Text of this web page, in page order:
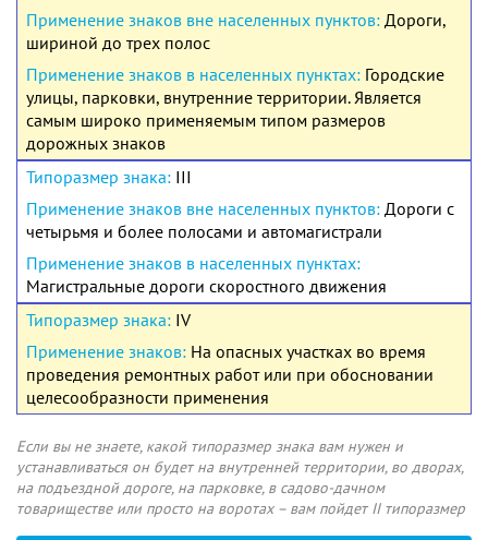
Дороги,
шириной до трех полос
Городские
улицы, парковки, внутренние территории. Является
самым широко применяемым типом размеров
дорожных знаков
III
Дороги с
четырьмя и более полосами и автомагистрали
Магистральные дороги скоростного движения
IV
На опасных участках во время
проведения ремонтных работ или при обосновании
целесообразности применения
Если вы не знаете, какой типоразмер знака вам нужен и
устанавливаться он будет на внутренней территории, во дворах,
на подъездной дороге, на парковке, в садово-дачном
товариществе или просто на воротах – вам пойдет II типоразмер